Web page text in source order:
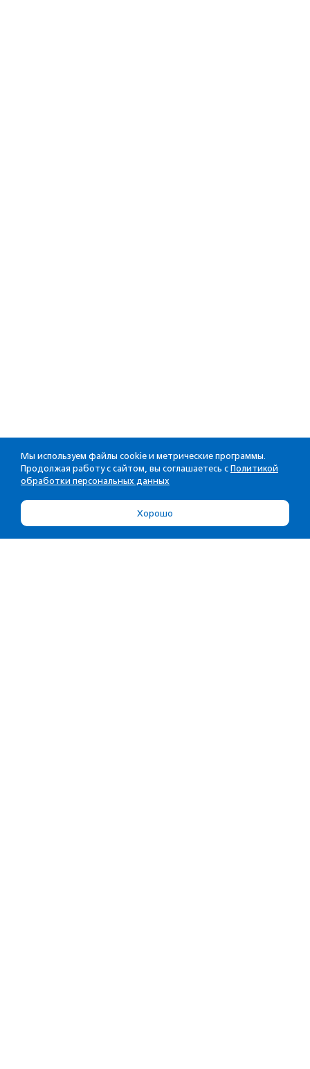
Мы используем файлы cookie и метрические программы.
Продолжая работу с сайтом, вы соглашаетесь с Политикой
обработки персональных данных
Хорошо